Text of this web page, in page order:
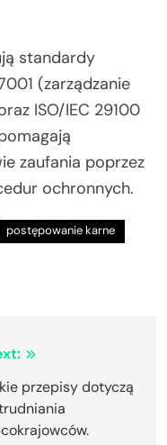
standardy
(zarządzanie
ISO/IEC 29100
zaufania poprzez
ochronnych.
postępowanie karne
przepisy dotyczą